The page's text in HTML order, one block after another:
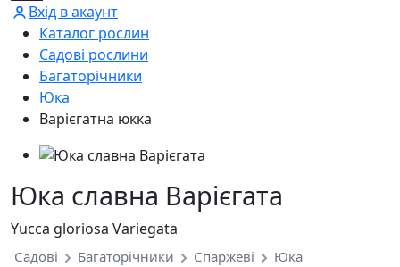
Вхід в акаунт
Каталог рослин
Садові рослини
Багаторічники
Юка
Варієгатна юкка
Юка славна Варієгата
Yucca gloriosa Variegata
Садові Багаторічники Спаржеві Юка